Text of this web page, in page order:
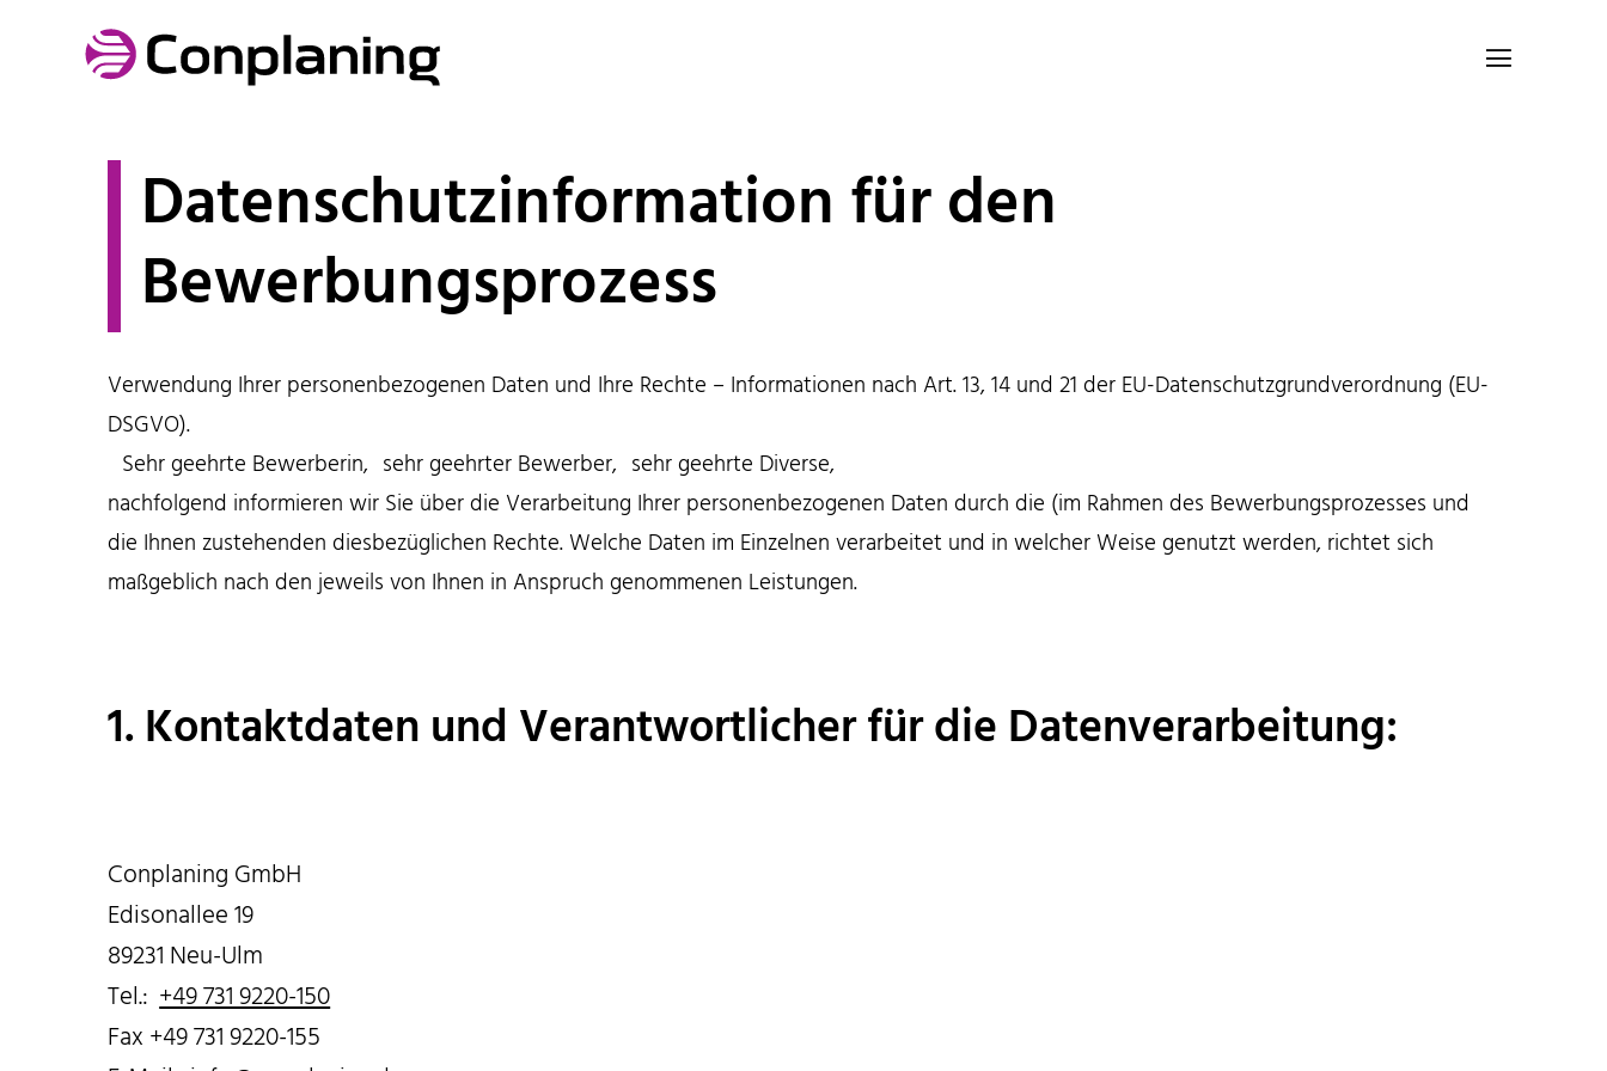

Datenschutzinformation für den
Bewerbungsprozess
Verwendung Ihrer personenbezogenen Daten und Ihre Rechte – Informationen nach Art. 13, 14 und 21 der EU-Datenschutzgrundverordnung (EU-
DSGVO).
Sehr geehrte Bewerberin, sehr geehrter Bewerber, sehr geehrte Diverse,
nachfolgend informieren wir Sie über die Verarbeitung Ihrer personenbezogenen Daten durch die (im Rahmen des Bewerbungsprozesses und
die Ihnen zustehenden diesbezüglichen Rechte. Welche Daten im Einzelnen verarbeitet und in welcher Weise genutzt werden, richtet sich
maßgeblich nach den jeweils von Ihnen in Anspruch genommenen Leistungen.
1. Kontaktdaten und Verantwortlicher für die Datenverarbeitung:
Conplaning GmbH
Edisonallee 19
89231 Neu-Ulm
Tel.: +49 731 9220-150
Fax +49 731 9220-155